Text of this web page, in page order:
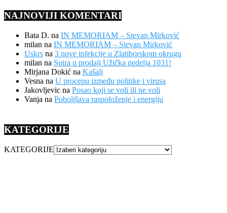
NAJNOVIJI KOMENTARI
Bata D. na IN MEMORIAM – Stevan Mirković
milan na IN MEMORIAM – Stevan Mirković
Uskrs na 3 nove infekcije u Zlatiborskom okrugu
milan na Sutra u prodaji Užička nedelja 1031!
Mirjana Dokić na Kašalj
Vesna na U procepu između politike i virusa
Jakovljevic na Posao koji se voli ili ne voli
Vanja na Poboljšava raspoloženje i energiju
KATEGORIJE
KATEGORIJE